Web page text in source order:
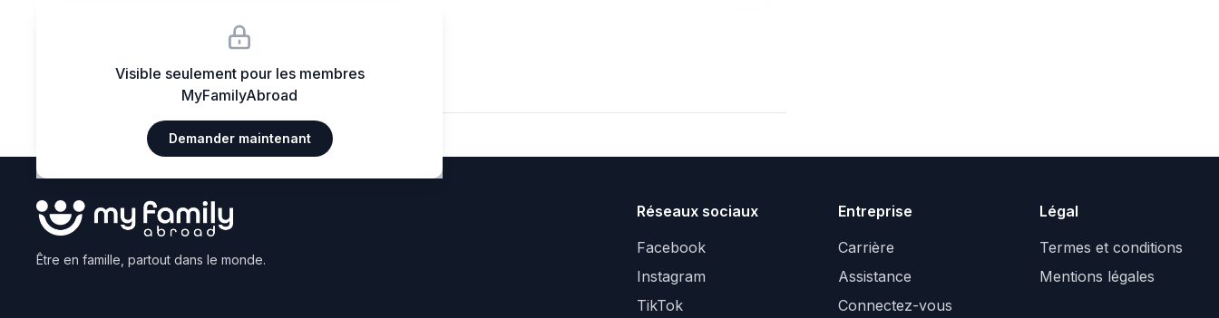
Visible seulement pour les membres
MyFamilyAbroad
Demander maintenant
Être en famille, partout dans le monde.
Réseaux sociaux
Facebook
Instagram
TikTok
Entreprise
Carrière
Assistance
Connectez-vous
Légal
Termes et conditions
Mentions légales